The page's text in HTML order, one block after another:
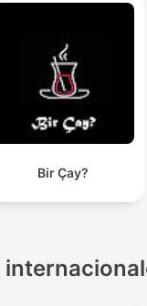
Bir Çay?